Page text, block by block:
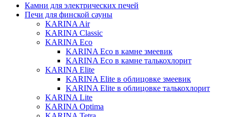
Камни для электрических печей
Печи для финской сауны
KARINA Air
KARINA Classic
KARINA Eco
KARINA Eco в камне змеевик
KARINA Eco в камне талькохлорит
KARINA Elite
KARINA Elite в облицовке змеевик
KARINA Elite в облицовке талькохлорит
KARINA Lite
KARINA Optima